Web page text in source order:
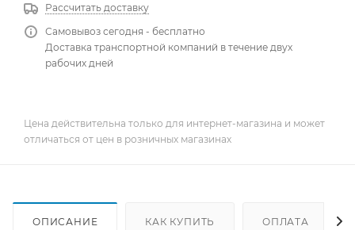
Рассчитать доставку
Самовывоз сегодня - бесплатно
Доставка транспортной компаний в течение двух
рабочих дней
Цена действительна только для интернет-магазина и может
отличаться от цен в розничных магазинах
ОПИСАНИЕ КАК КУПИТЬ ОПЛАТА